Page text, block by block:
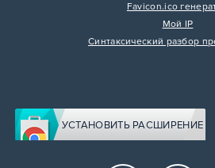
Favicon.ico
Мой IP
Синтаксический разбор
УСТАНОВИТЬ РАСШИРЕНИЕ